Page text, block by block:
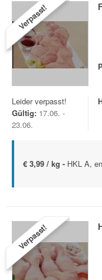
Verpasst!
Leider verpasst!
Gültig: 17.06. -
23.06.
€ 3,99 / kg - HKL A,
Verpasst!